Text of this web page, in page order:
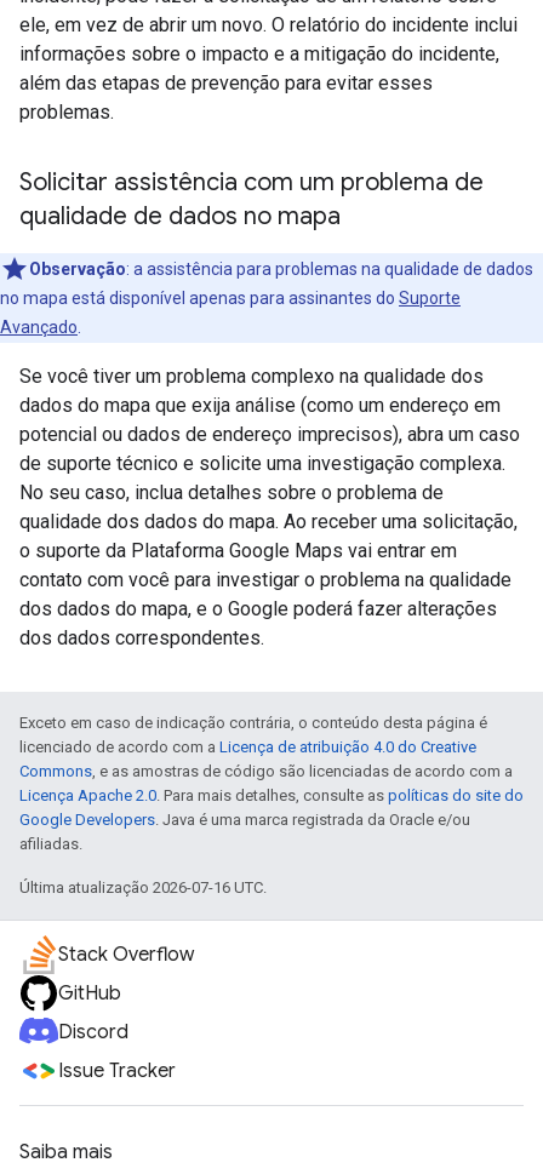
ele, em vez de abrir um novo. O relatório do incidente inclui
informações sobre o impacto e a mitigação do incidente,
além das etapas de prevenção para evitar esses
problemas.
Solicitar assistência com um problema de
qualidade de dados no mapa
Observação: a assistência para problemas na qualidade de dados
no mapa está disponível apenas para assinantes do Suporte
Avançado
Se você tiver um problema complexo na qualidade dos
dados do mapa que exija análise (como um endereço em
potencial ou dados de endereço imprecisos), abra um caso
de suporte técnico e solicite uma investigação complexa.
No seu caso, inclua detalhes sobre o problema de
qualidade dos dados do mapa. Ao receber uma solicitação,
o suporte da Plataforma Google Maps vai entrar em
contato com você para investigar o problema na qualidade
dos dados do mapa, e o Google poderá fazer alterações
dos dados correspondentes.
Exceto em caso de indicação contrária, o conteúdo desta página é
licenciado de acordo com a Licença de atribuição 4.0 do Creative
Commons , e as amostras de código são licenciadas de acordo com a
Licença Apache 2.0 . Para mais detalhes, consulte as políticas do site do
Google Developers . Java é uma marca registrada da Oracle e/ou
afiliadas.
Última atualização 2026-07-16 UTC.
Stack Overflow
GitHub
Discord
Issue Tracker
Saiba mais